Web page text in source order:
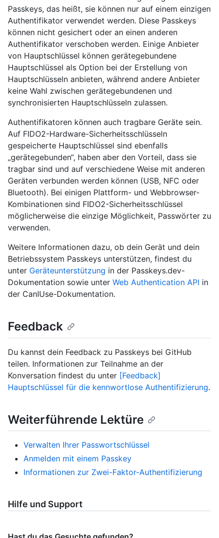
Passkeys, das heißt, sie können nur auf einem einzigen
Authentifikator verwendet werden. Diese Passkeys
können nicht gesichert oder an einen anderen
Authentifikator verschoben werden. Einige Anbieter
von Hauptschlüssel können gerätegebundene
Hauptschlüssel als Option bei der Erstellung von
Hauptschlüsseln anbieten, während andere Anbieter
keine Wahl zwischen gerätegebundenen und
synchronisierten Hauptschlüsseln zulassen.
Authentifikatoren können auch tragbare Geräte sein.
Auf FIDO2-Hardware-Sicherheitsschlüsseln
gespeicherte Hauptschlüssel sind ebenfalls
„gerätegebunden“, haben aber den Vorteil, dass sie
tragbar sind und auf verschiedene Weise mit anderen
Geräten verbunden werden können (USB, NFC oder
Bluetooth). Bei einigen Plattform- und Webbrowser-
Kombinationen sind FIDO2-Sicherheitsschlüssel
möglicherweise die einzige Möglichkeit, Passwörter zu
verwenden.
Weitere Informationen dazu, ob dein Gerät und dein
Betriebssystem Passkeys unterstützen, findest du
unter Geräteunterstützung in der Passkeys.dev-
Dokumentation sowie unter Web Authentication API in
der CanIUse-Dokumentation.
Feedback
Du kannst dein Feedback zu Passkeys bei GitHub
teilen. Informationen zur Teilnahme an der
Konversation findest du unter [Feedback]
Hauptschlüssel für die kennwortlose Authentifizierung.
Weiterführende Lektüre
Verwalten Ihrer Passwortschlüssel
Anmelden mit einem Passkey
Informationen zur Zwei-Faktor-Authentifizierung
Hilfe und Support